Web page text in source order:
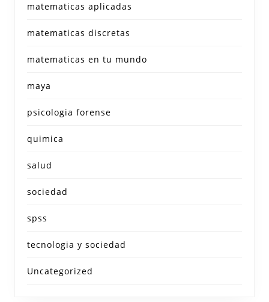
matematicas aplicadas
matematicas discretas
matematicas en tu mundo
maya
psicologia forense
quimica
salud
sociedad
spss
tecnologia y sociedad
Uncategorized